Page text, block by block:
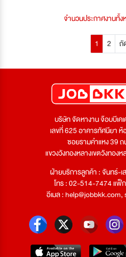
จำนวนประกาศงานทั้
1 2 ถั
บริษัท จัดหางาน จ๊อบบีเค
เลขที่ 625 อาคารทัศนียา ห้
ซอยรามคำแหง 39
แขวงวังทองหลางเขตวังทอง
ฝ่ายบริการลูกค้า : จันทร์-
โทร : 02-514-7474 แ
อีเมล :help@jobbkk.com,